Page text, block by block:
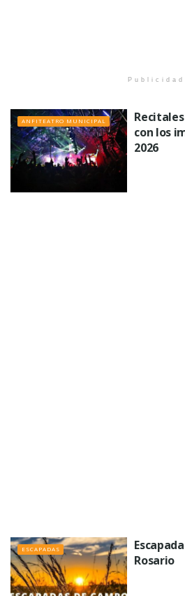
Publicidad
ANFITEATRO MUNICIPAL
con los
2026
ESCAPADAS
Rosario